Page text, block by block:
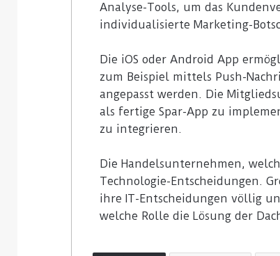
Analyse-Tools, um das
individualisierte Marketing-
Die iOS oder Android App
zum Beispiel mittels Push-
angepasst werden. Die
als fertige Spar-App zu
zu integrieren.
Die Handelsunternehmen,
Technologie-Entscheidungen.
ihre IT-Entscheidungen völlig
welche Rolle die Lösung der